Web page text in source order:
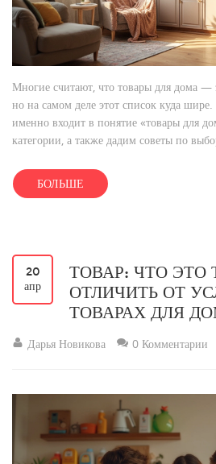
Многие считают, что товары для дома —
но на самом деле этот список куда шире.
именно входит в понятие «товары для
категории, а также дадим советы по
уютным, функциональным и безопасным.
лайфхаков, как не захламить
БОЛЬШЕ
20
апр
ТОВАР: ЧТО ЭТО
ОТЛИЧИТЬ ОТ
ТОВАРАХ ДЛЯ
Дарья Новикова 0 Комментарии